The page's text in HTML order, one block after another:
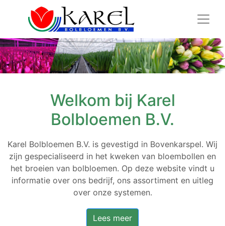
Welkom bij Karel
Bolbloemen B.V.
Karel Bolbloemen B.V. is gevestigd in Bovenkarspel. Wij
zijn gespecialiseerd in het kweken van bloembollen en
het broeien van bolbloemen. Op deze website vindt u
informatie over ons bedrijf, ons assortiment en uitleg
over onze systemen.
Lees meer